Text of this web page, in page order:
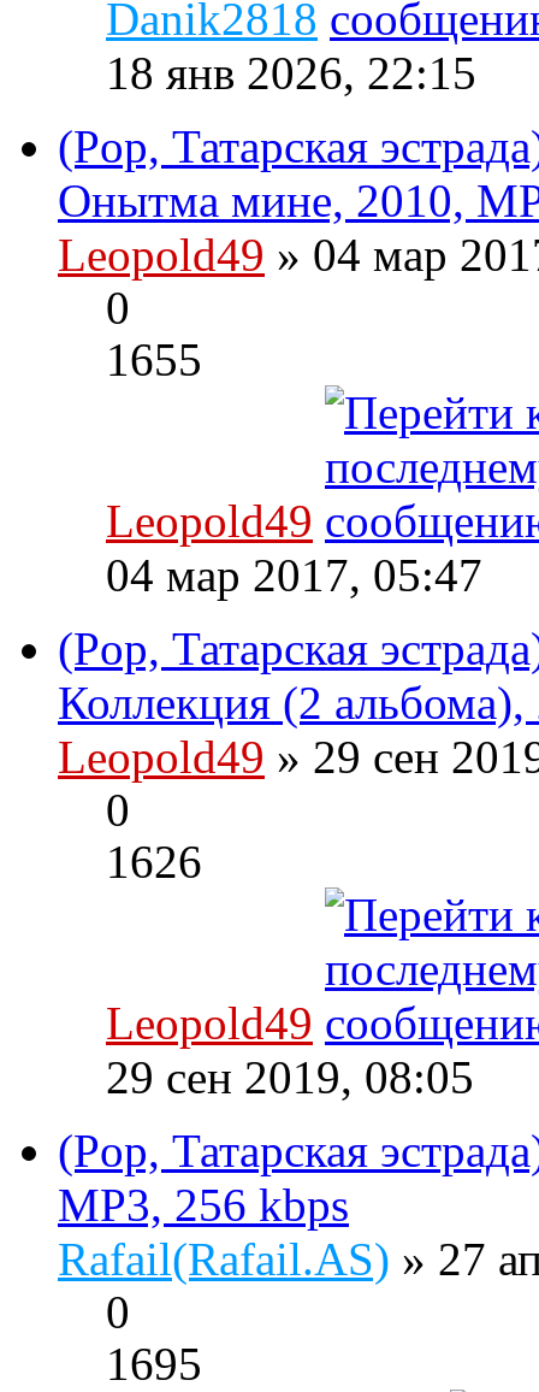
Danik2818
18 янв 2026, 22:15
(Pop, Татарская
Онытма мине, 2010,
Leopold49 » 04 мар
0
1655
Leopold49
04 мар 2017, 05:47
(Pop, Татарская
Коллекция (2
Leopold49 » 29 сен
0
1626
Leopold49
29 сен 2019, 08:05
(Pop, Татарская
MP3, 256 kbps
Rafail(Rafail.AS) » 27
0
1695